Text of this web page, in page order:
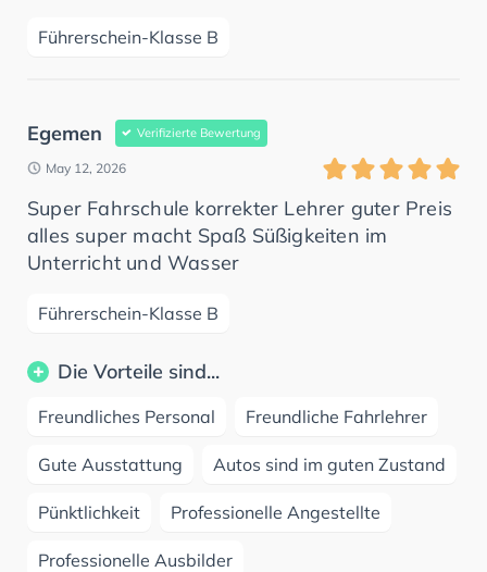
Führerschein-Klasse B
Egemen Verifizierte Bewertung
May 12, 2026
Super Fahrschule korrekter Lehrer guter Preis
alles super macht Spaß Süßigkeiten im
Unterricht und Wasser
Führerschein-Klasse B
Die Vorteile sind...
Freundliches Personal Freundliche Fahrlehrer
Gute Ausstattung Autos sind im guten Zustand
Pünktlichkeit Professionelle Angestellte
Professionelle Ausbilder